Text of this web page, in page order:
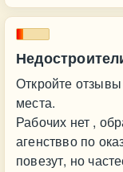
Откройте
места.
Рабочих нет ,
агенствво по
повезут, но